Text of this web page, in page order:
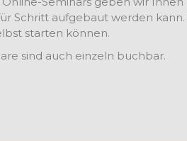
Schritt aufgebaut werden
starten können.
sind auch einzeln buchbar.